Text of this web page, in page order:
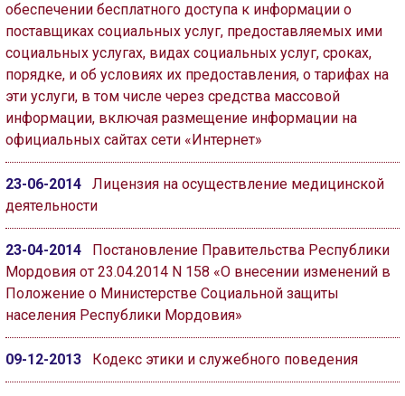
обеспечении бесплатного доступа к информации о
поставщиках социальных услуг, предоставляемых ими
социальных услугах, видах социальных услуг, сроках,
порядке, и об условиях их предоставления, о тарифах на
эти услуги, в том числе через средства массовой
информации, включая размещение информации на
официальных сайтах сети «Интернет»
23-06-2014
Лицензия на осуществление медицинской
деятельности
23-04-2014
Постановление Правительства Республики
Мордовия от 23.04.2014 N 158 «О внесении изменений в
Положение о Министерстве Социальной защиты
населения Республики Мордовия»
09-12-2013 Кодекс этики и служебного поведения